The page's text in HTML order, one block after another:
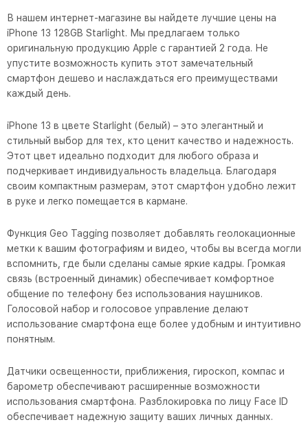
В нашем интернет-магазине вы найдете лучшие цены на
iPhone 13 128GB Starlight. Мы предлагаем только
оригинальную продукцию Apple с гарантией 2 года. Не
упустите возможность купить этот замечательный
смартфон дешево и наслаждаться его преимуществами
каждый день.
iPhone 13 в цвете Starlight (белый) – это элегантный и
стильный выбор для тех, кто ценит качество и надежность.
Этот цвет идеально подходит для любого образа и
подчеркивает индивидуальность владельца. Благодаря
своим компактным размерам, этот смартфон удобно лежит
в руке и легко помещается в кармане.
Функция Geo Tagging позволяет добавлять геолокационные
метки к вашим фотографиям и видео, чтобы вы всегда могли
вспомнить, где были сделаны самые яркие кадры. Громкая
связь (встроенный динамик) обеспечивает комфортное
общение по телефону без использования наушников.
Голосовой набор и голосовое управление делают
использование смартфона еще более удобным и интуитивно
понятным.
Датчики освещенности, приближения, гироскоп, компас и
барометр обеспечивают расширенные возможности
использования смартфона. Разблокировка по лицу Face ID
обеспечивает надежную защиту ваших личных данных.